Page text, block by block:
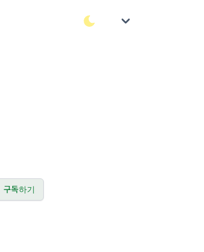
구독하기